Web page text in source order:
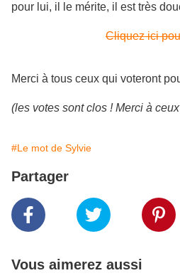
pour lui, il le mérite, il est très
Cliquez ici
Merci à tous ceux qui voteront
(les votes sont clos ! Merci à
#Le mot de Sylvie
Partager
Vous aimerez aussi